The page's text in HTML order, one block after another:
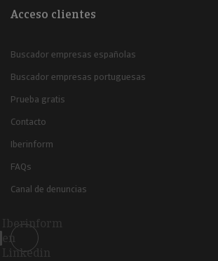
Acceso clientes
Buscador empresas españolas
Buscador empresas portuguesas
Prueba gratis
Contacto
Iberinform
FAQs
Canal de denuncias
Iberinform
en
Linkedin